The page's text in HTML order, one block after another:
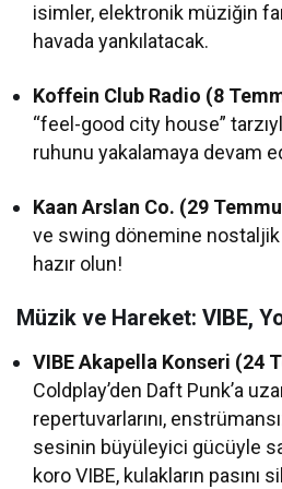
isimler, elektronik müziğin
havada yankılatacak.
Koffein Club Radio (8
“feel-good city house”
ruhunu yakalamaya devam
Kaan Arslan Co. (29
ve swing dönemine nostaljik
hazır olun!
Müzik ve Hareket: VIBE,
VIBE Akapella Konseri (24
Coldplay’den Daft Punk’a
repertuvarlarını,
sesinin büyüleyici gücüyle
koro VIBE, kulakların pasını